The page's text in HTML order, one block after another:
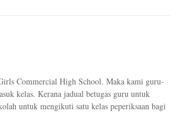
Commercial High School. Maka kami guru-
kelas. Kerana jadual betugas guru untuk
untuk mengikuti satu kelas peperiksaan bagi